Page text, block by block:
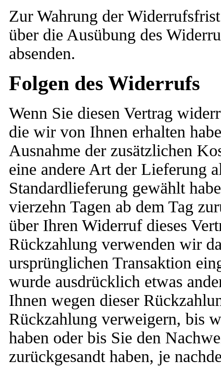
Zur Wahrung der
über die Ausübung des
absenden.
Folgen des Widerrufs
Wenn Sie diesen Vertrag
die wir von Ihnen erhalten
Ausnahme der zusätzlichen
eine andere Art der Lieferung
Standardlieferung gewählt
vierzehn Tagen ab dem Tag
über Ihren Widerruf dieses
Rückzahlung verwenden wir
ursprünglichen Transaktion
wurde ausdrücklich etwas
Ihnen wegen dieser
Rückzahlung verweigern, bis
haben oder bis Sie den
zurückgesandt haben, je